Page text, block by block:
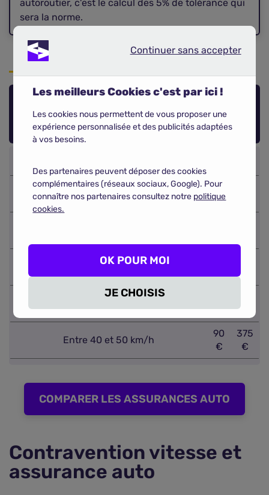
autoroutier, c'est le calcul des 5% de tolérance qui
sera la norme.
majorées
Moins de 20 km/h (si la limite est
supérieure à 50 km/h)
45
€
Entre 20 et 30 km/h
€
Entre 40 et 50 km/h
90
€
375
€
COMPARER LES ASSURANCES AUTO
Contravention vitesse et
assurance auto
Continuer sans accepter
Les meilleurs Cookies c'est par ici !
Les cookies nous permettent de vous proposer une
expérience personnalisée et des publicités adaptées
à vos besoins.
Des partenaires peuvent déposer des cookies
complémentaires (réseaux sociaux, Google). Pour
connaître nos partenaires consultez notre politique
cookies.
JE CHOISIS
OK POUR MOI
Continuer sans accepter